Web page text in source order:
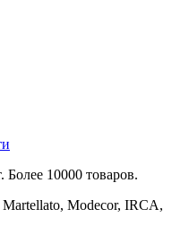
Более 10000 товаров.
Modecor, IRCA,